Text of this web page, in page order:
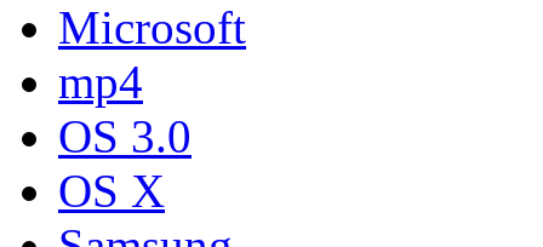
Microsoft
mp4
OS 3.0
OS X